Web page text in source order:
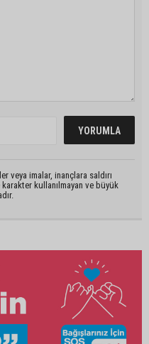
veya imalar, inançlara saldırı
karakter kullanılmayan ve büyük